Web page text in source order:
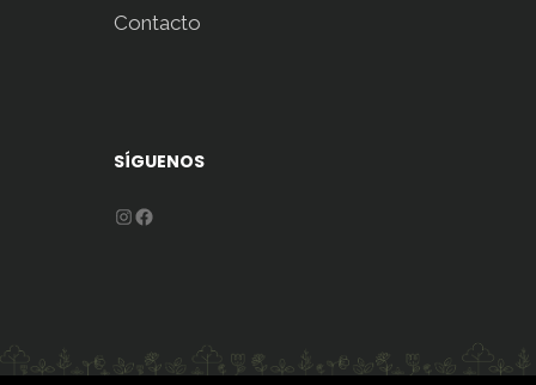
Contacto
SÍGUENOS
Instagram
Facebook